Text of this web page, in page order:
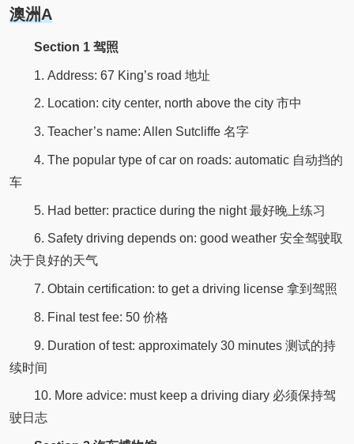
澳洲A
Section 1 驾照
1. Address: 67 King’s road 地址
2. Location: city center, north above the city 市中
3. Teacher’s name: Allen Sutcliffe 名字
4. The popular type of car on roads: automatic 自动挡的
车
5. Had better: practice during the night 最好晚上练习
6. Safety driving depends on: good weather 安全驾驶取
决于良好的天气
7. Obtain certification: to get a driving license 拿到驾照
8. Final test fee: 50 价格
9. Duration of test: approximately 30 minutes 测试的持
续时间
10. More advice: must keep a driving diary 必须保持驾
驶日志